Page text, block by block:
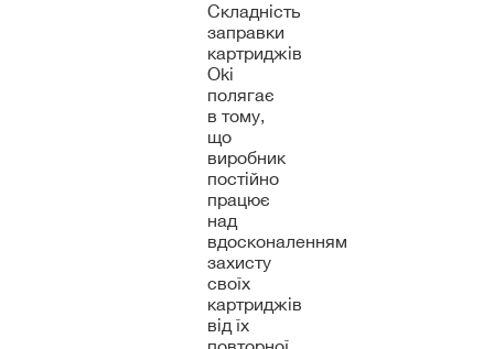
Складність
заправки
картриджів
Oki
полягає
в тому,
що
виробник
постійно
працює
над
вдосконаленням
захисту
своїх
картриджів
від їх